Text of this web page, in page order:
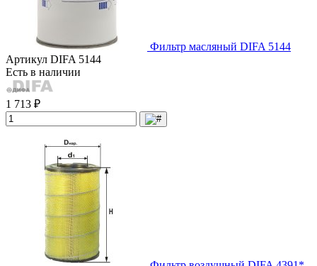
Фильтр масляный DIFA 5144
Артикул DIFA 5144
Есть в наличии
1 713 ₽